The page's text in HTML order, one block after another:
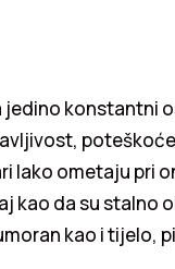
konstantni
lako ometaju pri
kao da su stalno
kao i tijelo,